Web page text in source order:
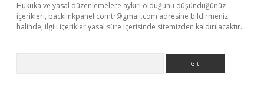
Hukuka ve yasal düzenlemelere aykırı olduğunu düşündüğünüz
içerikleri, backlinkpanelicomtr@gmail.com adresine bildirmeniz
halinde, ilgili içerikler yasal süre içerisinde sitemizden kaldırılacaktır.